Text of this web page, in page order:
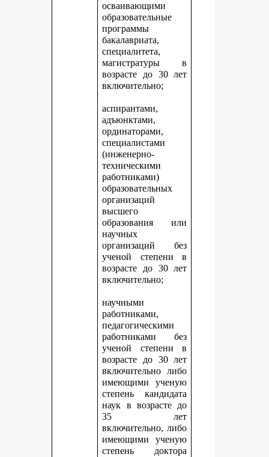
осваивающими
образовательные
программы
бакалавриата,
специалитета,
магистратуры в
возрасте до 30 лет
включительно;
аспирантами,
адъюнктами,
ординаторами,
специалистами
(инженерно-
техническими
работниками)
образовательных
организаций
высшего
образования или
научных
организаций без
ученой степени в
возрасте до 30 лет
включительно;
научными
работниками,
педагогическими
работниками без
ученой степени в
возрасте до 30 лет
включительно либо
имеющими ученую
степень кандидата
наук в возрасте до
35 лет
включительно, либо
имеющими ученую
степень доктора